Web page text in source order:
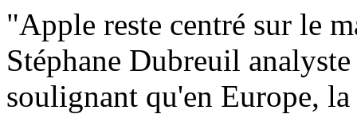
"Apple reste centré sur le
Stéphane Dubreuil
soulignant qu'en Europe,